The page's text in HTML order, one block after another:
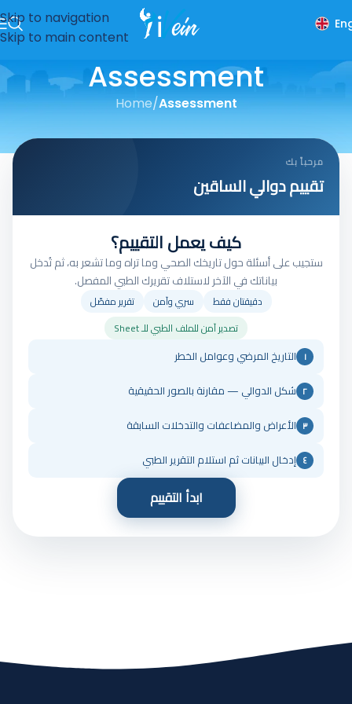
Skip to navigation
Skip to main content
Assessment
Home/Assessment
مرحباً بك
تقييم دوالي الساقين
كيف يعمل التقييم؟
ستجيب على أسئلة حول تاريخك الصحي وما تراه وما تشعر به، ثم تُدخل
بياناتك في الآخر لاستلاف تقريرك الطبي المفصل.
دقيقتان فقط سري وآمن
تقرير مفصّل
تصدير آمن للملف الطبي للـ Sheet
١ التاريخ المرضي وعوامل الخطر
٢ شكل الدوالي — مقارنة بالصور الحقيقية
٣ الأعراض والمضاعفات والتدخلات السابقة
٤ إدخال البيانات ثم استلام التقرير الطبي
ابدأ التقييم